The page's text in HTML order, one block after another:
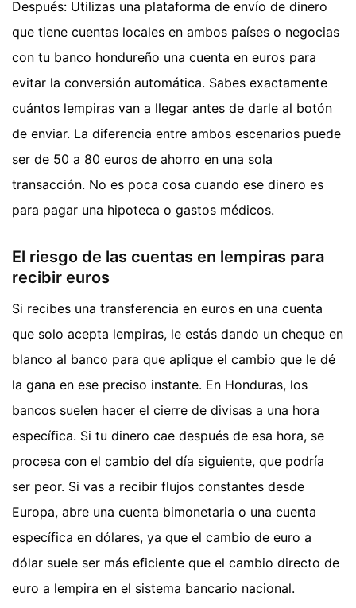
Después: Utilizas una plataforma de envío de dinero
que tiene cuentas locales en ambos países o negocias
con tu banco hondureño una cuenta en euros para
evitar la conversión automática. Sabes exactamente
cuántos lempiras van a llegar antes de darle al botón
de enviar. La diferencia entre ambos escenarios puede
ser de 50 a 80 euros de ahorro en una sola
transacción. No es poca cosa cuando ese dinero es
para pagar una hipoteca o gastos médicos.
El riesgo de las cuentas en lempiras para
recibir euros
Si recibes una transferencia en euros en una cuenta
que solo acepta lempiras, le estás dando un cheque en
blanco al banco para que aplique el cambio que le dé
la gana en ese preciso instante. En Honduras, los
bancos suelen hacer el cierre de divisas a una hora
específica. Si tu dinero cae después de esa hora, se
procesa con el cambio del día siguiente, que podría
ser peor. Si vas a recibir flujos constantes desde
Europa, abre una cuenta bimonetaria o una cuenta
específica en dólares, ya que el cambio de euro a
dólar suele ser más eficiente que el cambio directo de
euro a lempira en el sistema bancario nacional.